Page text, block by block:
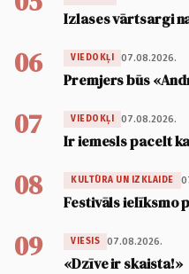
Izlases vārtsargi
06 VIEDOKĻI 07.08.2026.
Premjers būs
07 VIEDOKĻI 07.08.2026.
Ir iemesls pacelt
08 KULTŪRA UN IZKLAIDE
Festivāls ielīksmo
09 VIESIS 07.08.2026.
«Dzīve ir skaista!»